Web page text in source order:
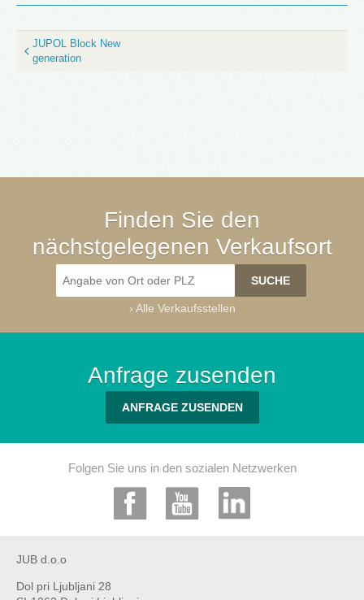
JUPOL Block New
generation
Finden Sie den
nächstgelegenen Verkaufsort
› Alle Verkaufsstellen
Anfrage zusenden
ANFRAGE ZUSENDEN
Folgen Sie uns in den sozialen Netzwerken
JUB d.o.o
Dol pri Ljubljani 28